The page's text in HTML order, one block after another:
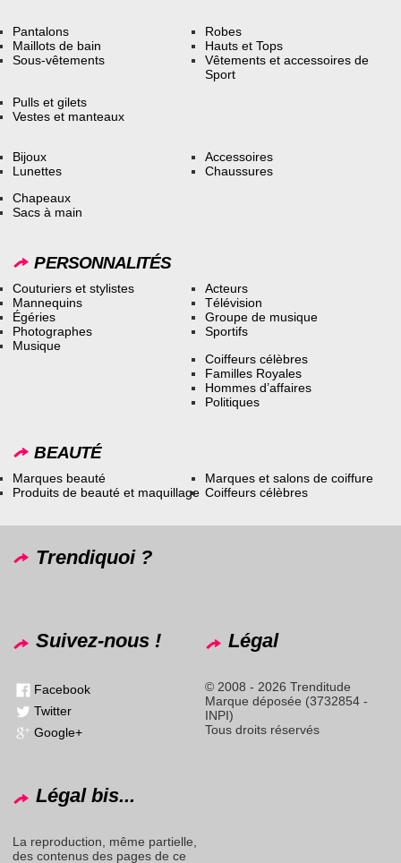
Pantalons
Maillots de bain
Sous-vêtements
Robes
Hauts et Tops
Vêtements et accessoires de
Sport
Pulls et gilets
Vestes et manteaux
Bijoux
Lunettes
Accessoires
Chaussures
Chapeaux
Sacs à main
PERSONNALITÉS
Couturiers et stylistes
Mannequins
Égéries
Photographes
Musique
Acteurs
Télévision
Groupe de musique
Sportifs
Coiffeurs célèbres
Familles Royales
Hommes d’affaires
Politiques
BEAUTÉ
Marques beauté
Produits de beauté et maquillage
Marques et salons de coiffure
Coiffeurs célèbres
Trendiquoi ?
Suivez-nous !
Facebook
Twitter
Google+
Légal
© 2008 - 2026 Trenditude
Marque déposée (3732854 -
INPI)
Tous droits réservés
Légal bis...
La reproduction, même partielle,
des contenus des pages de ce